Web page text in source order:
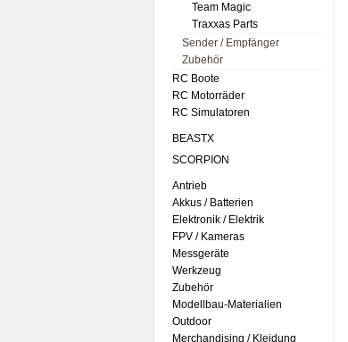
Team Magic
Traxxas Parts
Sender / Empfänger
Zubehör
RC Boote
RC Motorräder
RC Simulatoren
BEASTX
SCORPION
Antrieb
Akkus / Batterien
Elektronik / Elektrik
FPV / Kameras
Messgeräte
Werkzeug
Zubehör
Modellbau-Materialien
Outdoor
Merchandising / Kleidung